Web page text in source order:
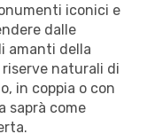
iconici e
dalle
amanti della
naturali di
in coppia o con
saprà come